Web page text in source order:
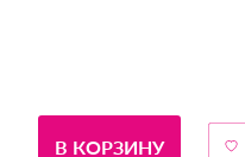
В КОРЗИНУ